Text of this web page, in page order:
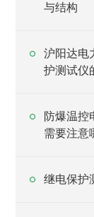
与结构
沪阳达电
护测试仪
防爆温控
需要注意
继电保护